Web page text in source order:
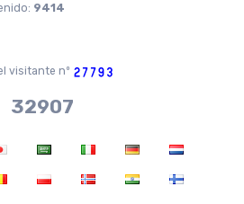
9414
visitante nº
37970